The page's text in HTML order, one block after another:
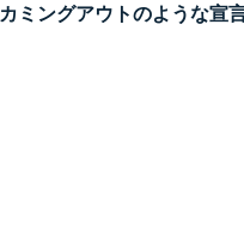
カミングアウトのような宣